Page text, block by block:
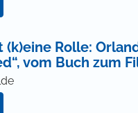
(k)eine Rolle:
vom Buch zum